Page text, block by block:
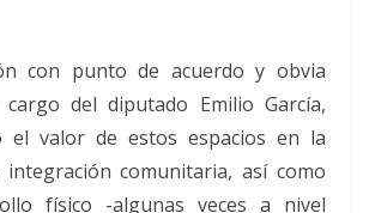
con punto de acuerdo y obvia
del diputado Emilio García,
el valor de estos espacios en la
integración comunitaria, así como
físico -algunas veces a nivel